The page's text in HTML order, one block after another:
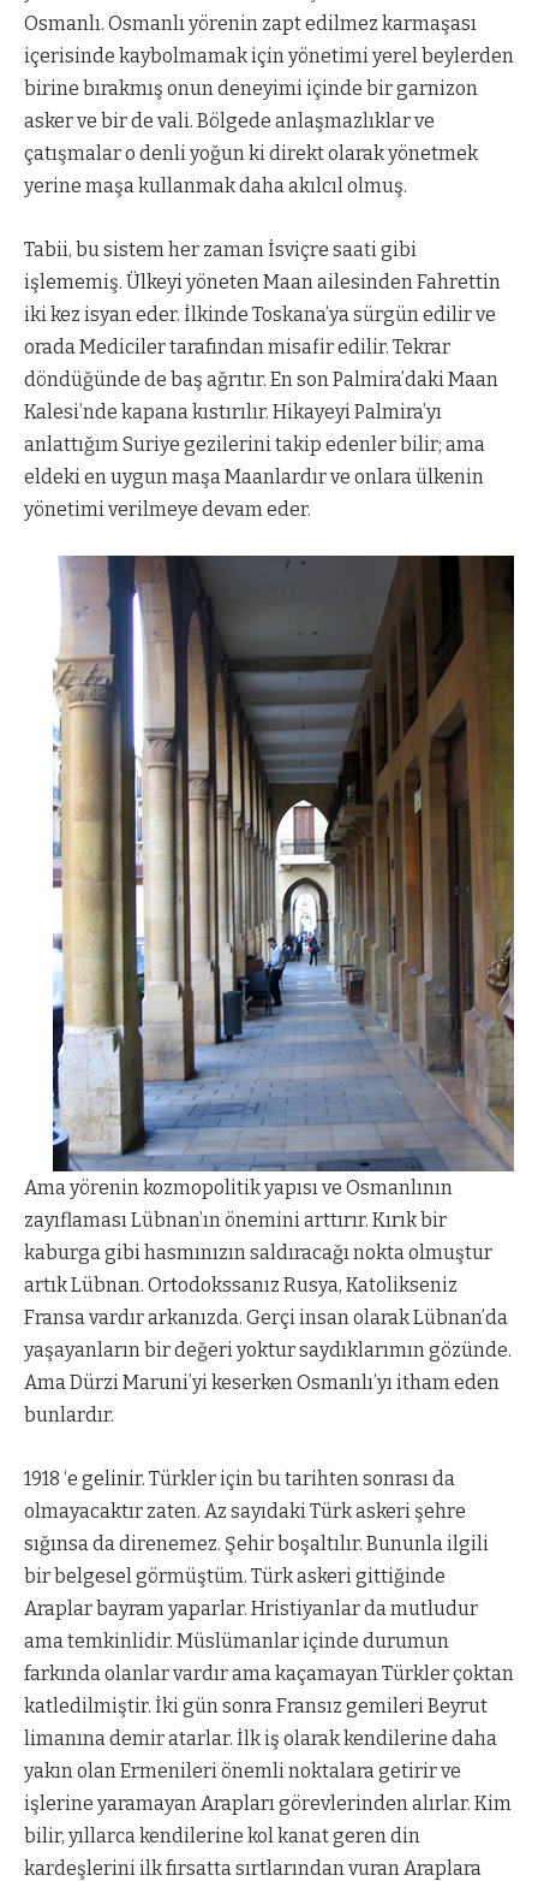
Osmanlı. Osmanlı yörenin zapt edilmez karmaşası
içerisinde kaybolmamak için yönetimi yerel beylerden
birine bırakmış onun deneyimi içinde bir garnizon
asker ve bir de vali. Bölgede anlaşmazlıklar ve
çatışmalar o denli yoğun ki direkt olarak yönetmek
yerine maşa kullanmak daha akılcıl olmuş.
Tabii, bu sistem her zaman İsviçre saati gibi
işlememiş. Ülkeyi yöneten Maan ailesinden Fahrettin
iki kez isyan eder. İlkinde Toskana’ya sürgün edilir ve
orada Mediciler tarafından misafir edilir. Tekrar
döndüğünde de baş ağrıtır. En son Palmira’daki Maan
Kalesi’nde kapana kıstırılır. Hikayeyi Palmira’yı
anlattığım Suriye gezilerini takip edenler bilir; ama
eldeki en uygun maşa Maanlardır ve onlara ülkenin
yönetimi verilmeye devam eder.
Ama yörenin kozmopolitik yapısı ve Osmanlının
zayıflaması Lübnan’ın önemini arttırır. Kırık bir
kaburga gibi hasmınızın saldıracağı nokta olmuştur
artık Lübnan. Ortodokssanız Rusya, Katolikseniz
Fransa vardır arkanızda. Gerçi insan olarak Lübnan’da
yaşayanların bir değeri yoktur saydıklarımın gözünde.
Ama Dürzi Maruni’yi keserken Osmanlı’yı itham eden
bunlardır.
1918 ‘e gelinir. Türkler için bu tarihten sonrası da
olmayacaktır zaten. Az sayıdaki Türk askeri şehre
sığınsa da direnemez. Şehir boşaltılır. Bununla ilgili
bir belgesel görmüştüm. Türk askeri gittiğinde
Araplar bayram yaparlar. Hristiyanlar da mutludur
ama temkinlidir. Müslümanlar içinde durumun
farkında olanlar vardır ama kaçamayan Türkler çoktan
katledilmiştir. İki gün sonra Fransız gemileri Beyrut
limanına demir atarlar. İlk iş olarak kendilerine daha
yakın olan Ermenileri önemli noktalara getirir ve
işlerine yaramayan Arapları görevlerinden alırlar. Kim
bilir, yıllarca kendilerine kol kanat geren din
kardeşlerini ilk fırsatta sırtlarından vuran Araplara